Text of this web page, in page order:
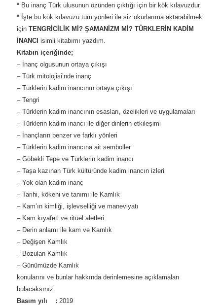
* Bu inanç Türk ulusunun özünden çıktığı için bir kök kılavuzdur.
* İşte bu kök kılavuzu tüm yönleri ile siz okurlarıma aktarabilmek
içinTENGRİCİLİK Mİ? ŞAMANİZM Mİ? TÜRKLERİN KADİM
İNANCIisimli kitabımı yazdım.
Kitabın içeriğinde;
– İnanç olgusunun ortaya çıkışı
– Türk mitolojisi’nde inanç
– Türklerin kadim inancının ortaya çıkışı
– Tengri
– Türklerin kadim inancının esasları, özelikleri ve uygulamaları
– Türklerin kadim inancı ile diğer dinlerin etkileşimi
– İnançların benzer ve farklı yönleri
– Türklerin kadim inancına ait semboller
– Göbekli Tepe ve Türklerin kadim inancı
– Taşa kazınan Türk kültüründe kadim inancın izleri
– Yok olan kadim inanç
– Tarihi, kökeni ve tanımı ile Kamlık
– Kam’ın kimliği, işlevselliği ve maneviyatı
– Kam kıyafeti ve ritüel aletleri
– Derin anlamı ile kam ve Kamlık
– Değişen Kamlık
– Bozulan Kamlık
– Günümüzde Kamlık
konularını ve bunlar hakkında derinlemesine açıklamaları
bulacaksınız.
Basım yılı : 2019